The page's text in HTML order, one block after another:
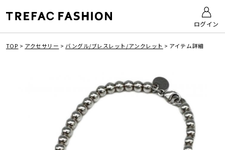
ログイン
TOP > アクセサリー >バングル/ブレスレット/アンクレット > アイテム詳細